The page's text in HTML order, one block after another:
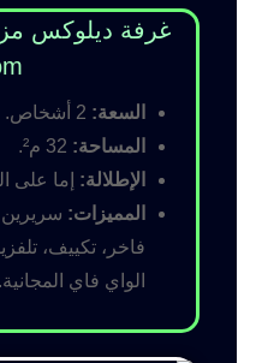
السعة:
المساحة:
الإطلالة: إما على
المميزات: سريرين
فاخر، تكييف،
الواي فاي المجانية.